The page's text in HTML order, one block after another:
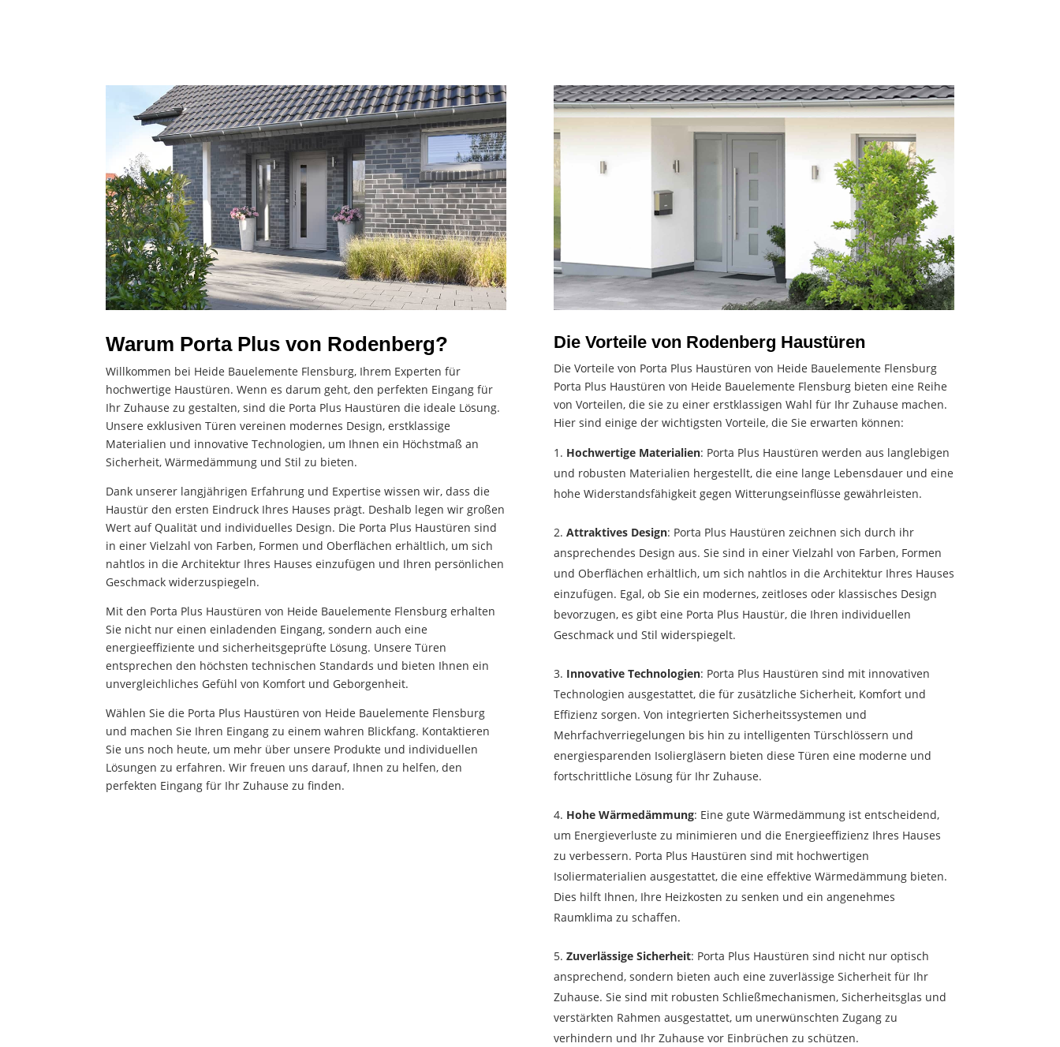
Warum Porta Plus von Rodenberg?
Willkommen bei Heide Bauelemente Flensburg, Ihrem Experten für
hochwertige Haustüren. Wenn es darum geht, den perfekten Eingang für
Ihr Zuhause zu gestalten, sind die Porta Plus Haustüren die ideale Lösung.
Unsere exklusiven Türen vereinen modernes Design, erstklassige
Materialien und innovative Technologien, um Ihnen ein Höchstmaß an
Sicherheit, Wärmedämmung und Stil zu bieten.
Dank unserer langjährigen Erfahrung und Expertise wissen wir, dass die
Haustür den ersten Eindruck Ihres Hauses prägt. Deshalb legen wir großen
Wert auf Qualität und individuelles Design. Die Porta Plus Haustüren sind
in einer Vielzahl von Farben, Formen und Oberflächen erhältlich, um sich
nahtlos in die Architektur Ihres Hauses einzufügen und Ihren persönlichen
Geschmack widerzuspiegeln.
Mit den Porta Plus Haustüren von Heide Bauelemente Flensburg erhalten
Sie nicht nur einen einladenden Eingang, sondern auch eine
energieeffiziente und sicherheitsgeprüfte Lösung. Unsere Türen
entsprechen den höchsten technischen Standards und bieten Ihnen ein
unvergleichliches Gefühl von Komfort und Geborgenheit.
Wählen Sie die Porta Plus Haustüren von Heide Bauelemente Flensburg
und machen Sie Ihren Eingang zu einem wahren Blickfang. Kontaktieren
Sie uns noch heute, um mehr über unsere Produkte und individuellen
Lösungen zu erfahren. Wir freuen uns darauf, Ihnen zu helfen, den
perfekten Eingang für Ihr Zuhause zu finden.
Die Vorteile von Rodenberg Haustüren
Die Vorteile von Porta Plus Haustüren von Heide Bauelemente Flensburg
Porta Plus Haustüren von Heide Bauelemente Flensburg bieten eine Reihe
von Vorteilen, die sie zu einer erstklassigen Wahl für Ihr Zuhause machen.
Hier sind einige der wichtigsten Vorteile, die Sie erwarten können:
Hochwertige Materialien: Porta Plus Haustüren werden aus langlebigen
und robusten Materialien hergestellt, die eine lange Lebensdauer und eine
hohe Widerstandsfähigkeit gegen Witterungseinflüsse gewährleisten.
Attraktives Design: Porta Plus Haustüren zeichnen sich durch ihr
ansprechendes Design aus. Sie sind in einer Vielzahl von Farben, Formen
und Oberflächen erhältlich, um sich nahtlos in die Architektur Ihres Hauses
einzufügen. Egal, ob Sie ein modernes, zeitloses oder klassisches Design
bevorzugen, es gibt eine Porta Plus Haustür, die Ihren individuellen
Geschmack und Stil widerspiegelt.
Innovative Technologien: Porta Plus Haustüren sind mit innovativen
Technologien ausgestattet, die für zusätzliche Sicherheit, Komfort und
Effizienz sorgen. Von integrierten Sicherheitssystemen und
Mehrfachverriegelungen bis hin zu intelligenten Türschlössern und
energiesparenden Isoliergläsern bieten diese Türen eine moderne und
fortschrittliche Lösung für Ihr Zuhause.
Hohe Wärmedämmung: Eine gute Wärmedämmung ist entscheidend,
um Energieverluste zu minimieren und die Energieeffizienz Ihres Hauses
zu verbessern. Porta Plus Haustüren sind mit hochwertigen
Isoliermaterialien ausgestattet, die eine effektive Wärmedämmung bieten.
Dies hilft Ihnen, Ihre Heizkosten zu senken und ein angenehmes
Raumklima zu schaffen.
Zuverlässige Sicherheit: Porta Plus Haustüren sind nicht nur optisch
ansprechend, sondern bieten auch eine zuverlässige Sicherheit für Ihr
Zuhause. Sie sind mit robusten Schließmechanismen, Sicherheitsglas und
verstärkten Rahmen ausgestattet, um unerwünschten Zugang zu
verhindern und Ihr Zuhause vor Einbrüchen zu schützen.